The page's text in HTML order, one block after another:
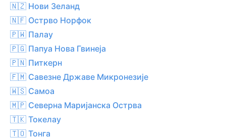
🇳🇿 Нови Зеланд
🇳🇫 Острво Норфок
🇵🇼 Палау
🇵🇬 Папуа Нова Гвинеја
🇵🇳 Питкерн
🇫🇲 Савезне Државе Микронезије
🇼🇸 Самоа
🇲🇵 Северна Маријанска Острва
🇹🇰 Токелау
🇹🇴 Тонга